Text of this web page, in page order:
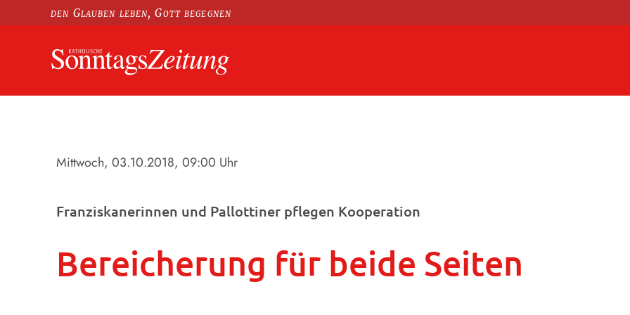
den Glauben leben, Gott begegnen
Mittwoch, 03.10.2018, 09:00 Uhr
Franziskanerinnen und Pallottiner pflegen Kooperation
Bereicherung für beide Seiten